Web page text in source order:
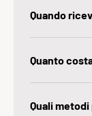
Quando
Quanto
Quali